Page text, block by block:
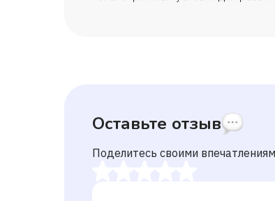
Оставьте отзыв
Поделитесь своими